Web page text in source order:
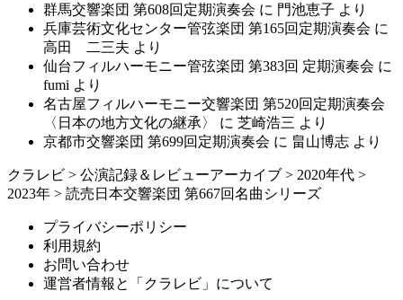
群馬交響楽団 第608回定期演奏会 に 門池恵子 より
兵庫芸術文化センター管弦楽団 第165回定期演奏会 に
高田 二三夫 より
仙台フィルハーモニー管弦楽団 第383回 定期演奏会 に
fumi より
名古屋フィルハーモニー交響楽団 第520回定期演奏会
〈日本の地方文化の継承〉
に 芝崎浩三 より
京都市交響楽団 第699回定期演奏会 に 畠山博志 より
クラレビ > 公演記録＆レビューアーカイブ > 2020年代 >
2023年 > 読売日本交響楽団 第667回名曲シリーズ
プライバシーポリシー
利用規約
お問い合わせ
運営者情報と「クラレビ」について